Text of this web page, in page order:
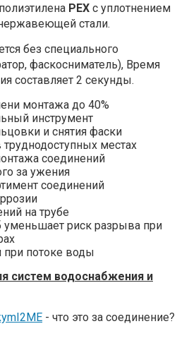
PEX с уплотнением
стали.
без специального
фаскосниматель), Время
составляет 2 секунды.
монтажа до 40%
инструмент
и снятия фаски
местах
соединений
за ужения
соединений
на трубе
уменьшает риск разрыва при
потоке воды
систем водоснабжения и
- что это за соединение?